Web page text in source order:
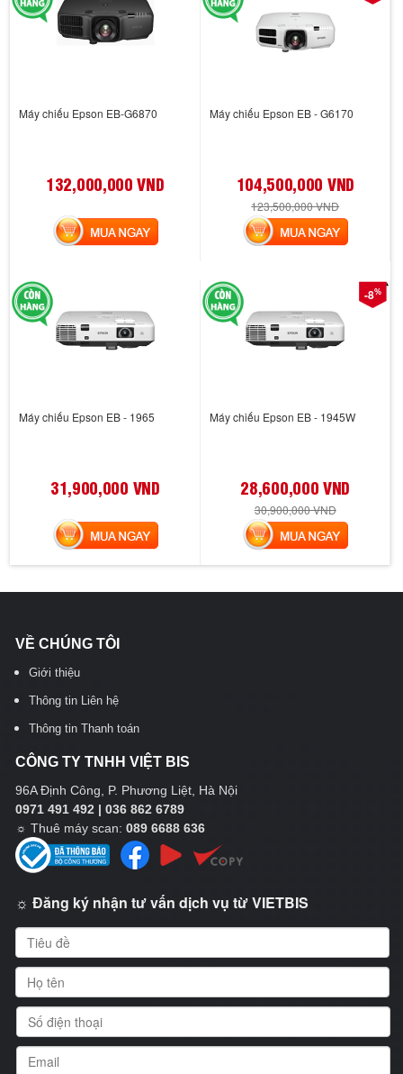
Máy chiếu Epson EB-G6870
132,000,000 VND
MUA NGAY
Máy chiếu Epson EB - G6170
104,500,000 VND
123,500,000 VND
MUA NGAY
Máy chiếu Epson EB - 1965
31,900,000 VND
MUA NGAY
-8%
Máy chiếu Epson EB - 1945W
28,600,000 VND
30,900,000 VND
MUA NGAY
VỀ CHÚNG TÔI
Giới thiệu
Thông tin Liên hệ
Thông tin Thanh toán
CÔNG TY TNHH VIỆT BIS
96A Định Công, P. Phương Liệt, Hà Nội
0971 491 492 | 036 862 6789
☼ Thuê máy scan: 089 6688 636
☼ Đăng ký nhận tư vấn dịch vụ từ VIETBIS